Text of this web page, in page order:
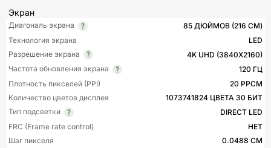
Экран
Диагональ экрана
85 ДЮЙМОВ (216 СМ)
Технология экрана
LED
Разрешение экрана
4K UHD (3840X2160)
Частота обновления экрана
120 ГЦ
Плотность пикселей (PPI)
20 PPCM
Количество цветов дисплея
1073741824 ЦВЕТА 30 БИТ
Тип подсветки
DIRECT LED
FRC (Frame rate control)
НЕТ
Шаг пикселя
0.0488 СМ